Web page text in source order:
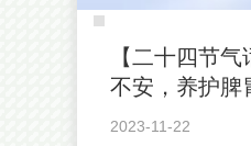
【二十四节
不安，养护脾
2023-11-22